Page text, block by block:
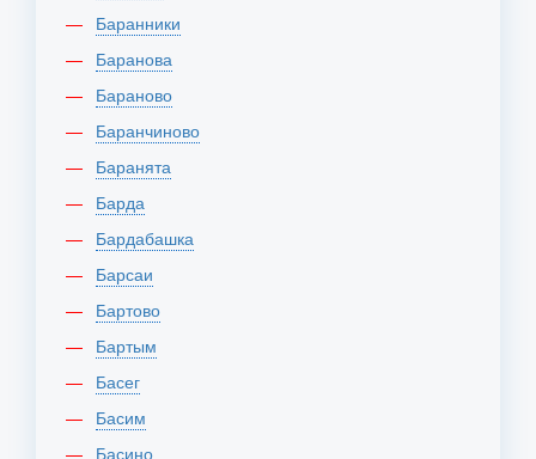
Баранники
Баранова
Бараново
Баранчиново
Баранята
Барда
Бардабашка
Барсаи
Бартово
Бартым
Басег
Басим
Басино